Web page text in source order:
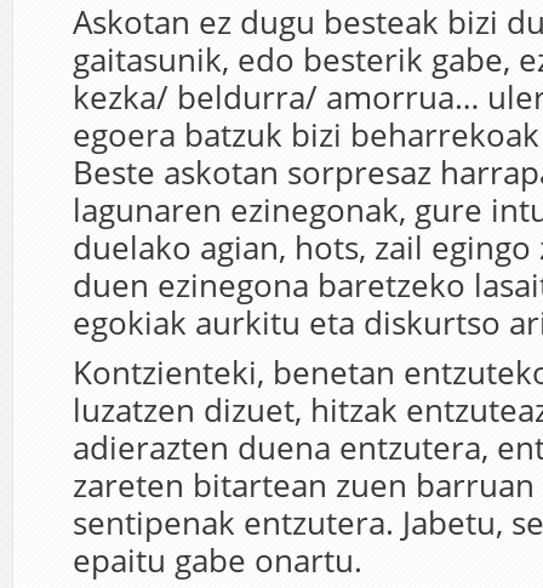
Askotan ez dugu besteak bizi
gaitasunik, edo besterik gabe,
kezka/ beldurra/ amorrua…
egoera batzuk bizi
Beste askotan sorpresaz
lagunaren ezinegonak, gure
duelako agian, hots, zail
duen ezinegona baretzeko
egokiak aurkitu eta diskurtso
Kontzienteki, benetan
luzatzen dizuet, hitzak
adierazten duena entzutera,
zareten bitartean zuen
sentipenak entzutera. Jabetu,
epaitu gabe onartu.